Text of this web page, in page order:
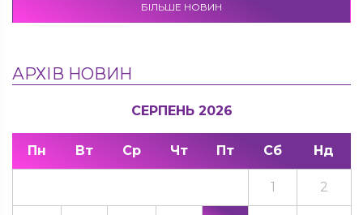
БІЛЬШЕ НОВИН
АРХІВ НОВИН
СЕРПЕНЬ 2026
Пн Вт Ср Чт Пт Сб Нд
1 2